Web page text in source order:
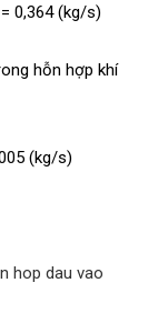
0,364 (kg/s)
hỗn hợp khí
(kg/s)